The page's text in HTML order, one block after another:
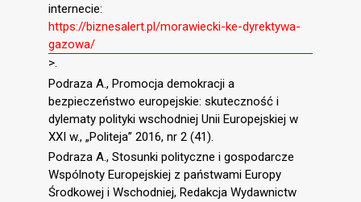
internecie:
https://biznesalert.pl/morawiecki-ke-dyrektywa-
gazowa/
>.
Podraza A., Promocja demokracji a
bezpieczeństwo europejskie: skuteczność i
dylematy polityki wschodniej Unii Europejskiej w
XXI w., „Politeja” 2016, nr 2 (41).
Podraza A., Stosunki polityczne i gospodarcze
Wspólnoty Europejskiej z państwami Europy
Środkowej i Wschodniej, Redakcja Wydawnictw